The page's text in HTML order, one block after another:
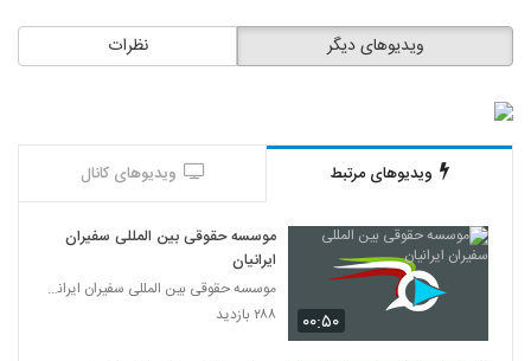
نظرات ویدیوهای دیگر
ویدیوهای مرتبط ویدیوهای کانال
۰۰:۵۰
موسسه حقوقی بین المللی سفیران
ایرانیان
موسسه حقوقی بین المللی سفیران ایرانیان
۲۸۸ بازدید